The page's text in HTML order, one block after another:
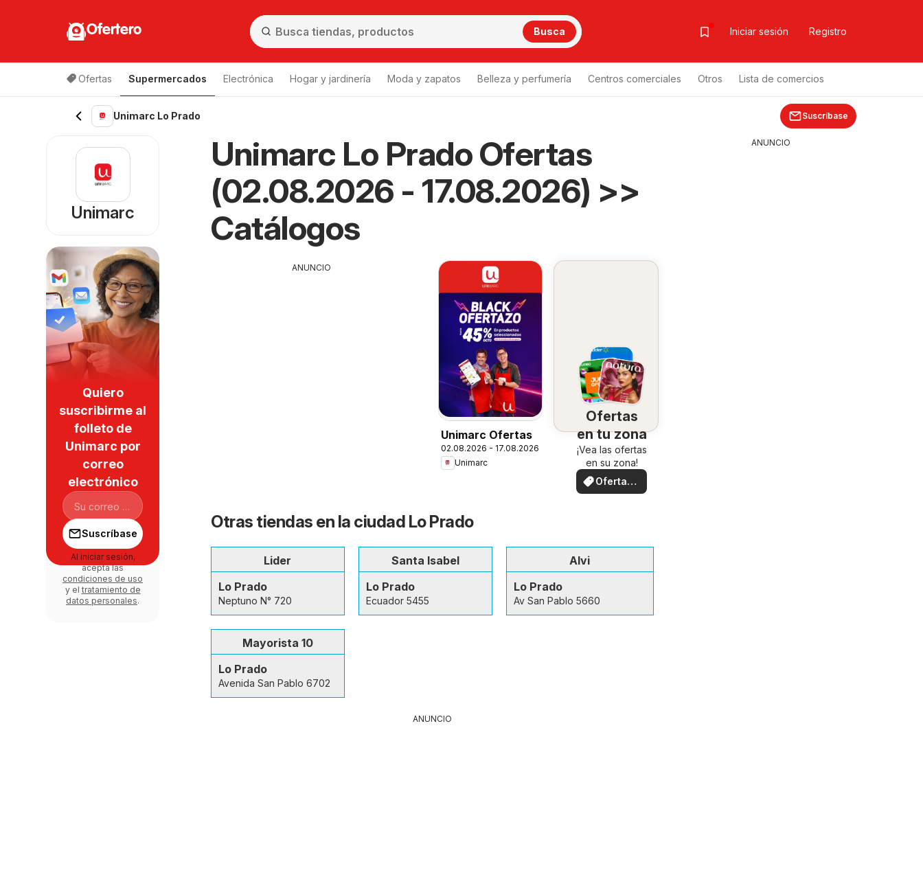
Ofertero Busca Iniciar sesión Registro
Ofertas Supermercados Electrónica Hogar y jardinería Moda y zapatos Belleza y perfumería Centros comerciales Otros Lista de comercios
Unimarc Lo Prado Suscríbase
Unimarc Lo Prado Ofertas
(02.08.2026 - 17.08.2026) >>
Catálogos
ANUNCIO
Unimarc Ofertas
02.08.2026 - 17.08.2026
Unimarc
Ofertas
en tu zona
¡Vea las ofertas
en su zona!
Ofertas
locales
Otras tiendas en la ciudad Lo Prado
Lider
Lo Prado
Neptuno N° 720
Santa Isabel
Lo Prado
Ecuador 5455
Alvi
Lo Prado
Av San Pablo 5660
Mayorista 10
Lo Prado
Avenida San Pablo 6702
ANUNCIO
Unimarc
Quiero
suscribirme al
folleto de
Unimarc por
correo
electrónico
Suscríbase
Al iniciar sesión,
acepta las
condiciones de uso
y el tratamiento de
datos personales.
ANUNCIO